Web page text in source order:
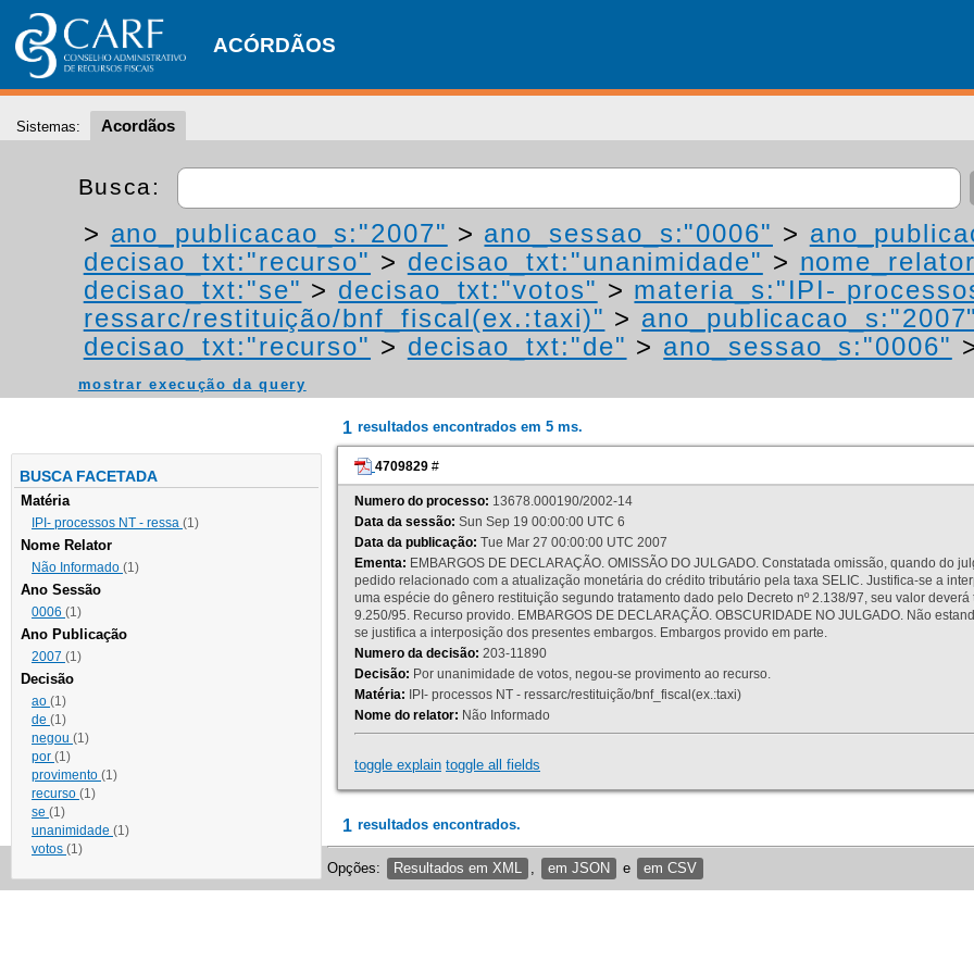
ACÓRDÃOS
Sistemas: Acordãos
Busca:
> ano_publicacao_s:"2007" > ano_sessao_s:"0006" >
decisao_txt:"recurso" > decisao_txt:"unanimidade" >
decisao_txt:"se" > decisao_txt:"votos" > materia_s:"IPI-
ressarc/restituição/bnf_fiscal(ex.:taxi)" >
decisao_txt:"recurso" > decisao_txt:"de" > ano_sessao_s:"0006"
mostrar execução da query
BUSCA FACETADA
Matéria
IPI- processos NT - ressa (1)
Nome Relator
Não Informado (1)
Ano Sessão
0006 (1)
Ano Publicação
2007 (1)
Decisão
ao (1)
de (1)
negou (1)
por (1)
provimento (1)
recurso (1)
se (1)
unanimidade (1)
votos (1)
1 resultados encontrados em 5 ms.
4709829 #
Numero do processo: 13678.000190/2002-14
Data da sessão: Sun Sep 19 00:00:00 UTC 6
Data da publicação: Tue Mar 27 00:00:00 UTC 2007
Ementa: EMBARGOS DE DECLARAÇÃO. OMISSÃO DO JULGADO. Constatada omissão, quando do
pedido relacionado com a atualização monetária do crédito tributário pela taxa SELIC. Justifica-se a
uma espécie do gênero restituição segundo tratamento dado pelo Decreto nº 2.138/97, seu valor
9.250/95. Recurso provido. EMBARGOS DE DECLARAÇÃO. OBSCURIDADE NO JULGADO. Não
se justifica a interposição dos presentes embargos. Embargos provido em parte.
Numero da decisão: 203-11890
Decisão: Por unanimidade de votos, negou-se provimento ao recurso.
Matéria: IPI- processos NT - ressarc/restituição/bnf_fiscal(ex.:taxi)
Nome do relator: Não Informado
toggle explain toggle all fields
1 resultados encontrados.
Opções: Resultados em XML em JSON e em CSV